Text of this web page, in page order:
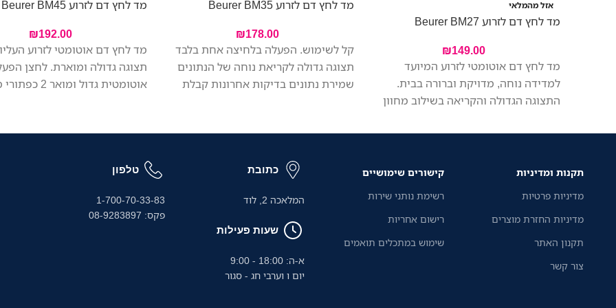
אזל מהמלאי
מד לחץ דם לזרוע Beurer BM27
₪149.00
מד לחץ דם אוטומטי לזרוע המיועד
למדידה נוחה, מדויקת וברורה בבית.
התצוגה הגדולה והקריאה בשילוב מחוון
התוצאות, והשרוול האוניברסלי מתאים
מד לחץ דם לזרוע Beurer BM35
₪178.00
קל לשימוש. הפעלה בלחיצה אחת בלבד
תצוגה גדולה לקריאת נוחה של הנתונים
שמירת נתונים בדיקות אחרונות קבלת
במקרה של הפרעות קצב לב. מתאים
מד לחץ דם לזרוע Beurer BM45
₪192.00
מד לחץ דם אוטומטי לזרוע
תצוגה גדולה ומוארת. לחצן
אוטומטית גדול ומואר 2
למדידות
הפרעות קצב לב פונקציית כיבוי
סוללות ותיק נשיאה.
תקנות ומדיניות
מדיניות פרטיות
מדיניות החזרת מוצרים
תקנון האתר
צור קשר
קישורים שימושיים
רשימת נותני שירות
רישום אחריות
שימוש במתכלים תואמים
כתובת
המלאכה 2, לוד
שעות פעילות
א-ה: 18:00 - 9:00
יום ו וערבי חג - סגור
טלפון
1-700-70-33-83
פקס: 08-9283897